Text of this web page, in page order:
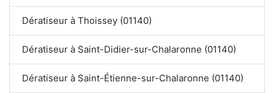
Dératiseur à Thoissey (01140)
Dératiseur à Saint-Didier-sur-Chalaronne (01140)
Dératiseur à Saint-Étienne-sur-Chalaronne (01140)